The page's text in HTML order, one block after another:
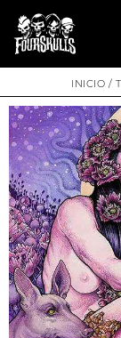
INICIO /